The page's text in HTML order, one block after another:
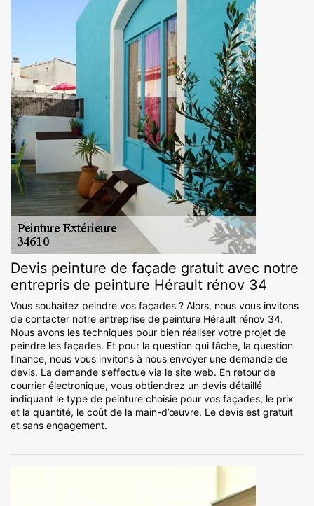
Devis peinture de façade gratuit avec notre
entrepris de peinture Hérault rénov 34
Vous souhaitez peindre vos façades ? Alors, nous vous invitons
de contacter notre entreprise de peinture Hérault rénov 34.
Nous avons les techniques pour bien réaliser votre projet de
peindre les façades. Et pour la question qui fâche, la question
finance, nous vous invitons à nous envoyer une demande de
devis. La demande s’effectue via le site web. En retour de
courrier électronique, vous obtiendrez un devis détaillé
indiquant le type de peinture choisie pour vos façades, le prix
et la quantité, le coût de la main-d’œuvre. Le devis est gratuit
et sans engagement.